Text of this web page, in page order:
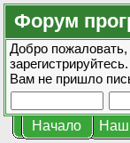
Форум
Добро пожаловать,
зарегистрируйтесь.
Вам не пришло
Начало